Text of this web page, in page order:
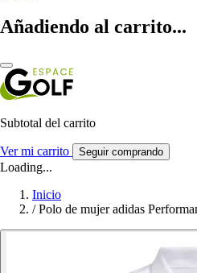
Añadiendo al carrito...
Subtotal del carrito
Ver mi carrito Seguir comprando
Loading...
Inicio
/ Polo de mujer adidas